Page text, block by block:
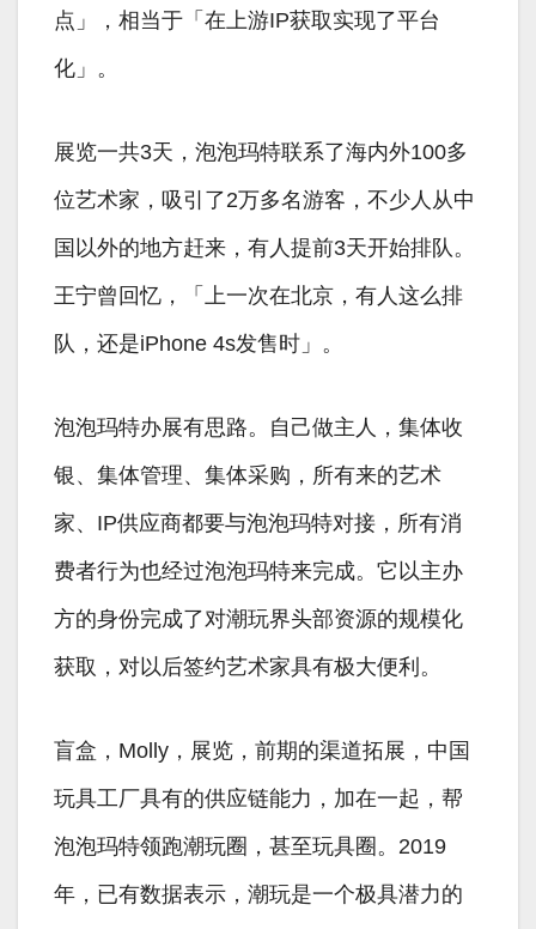
点」，相当于「在上游IP获取实现了平台
化」。
展览一共3天，泡泡玛特联系了海内外100多
位艺术家，吸引了2万多名游客，不少人从中
国以外的地方赶来，有人提前3天开始排队。
王宁曾回忆，「上一次在北京，有人这么排
队，还是iPhone 4s发售时」。
泡泡玛特办展有思路。自己做主人，集体收
银、集体管理、集体采购，所有来的艺术
家、IP供应商都要与泡泡玛特对接，所有消
费者行为也经过泡泡玛特来完成。它以主办
方的身份完成了对潮玩界头部资源的规模化
获取，对以后签约艺术家具有极大便利。
盲盒，Molly，展览，前期的渠道拓展，中国
玩具工厂具有的供应链能力，加在一起，帮
泡泡玛特领跑潮玩圈，甚至玩具圈。2019
年，已有数据表示，潮玩是一个极具潜力的